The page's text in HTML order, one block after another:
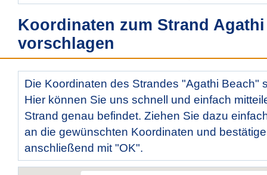
Koordinaten zum Strand
vorschlagen
Die Koordinaten des Strandes "Agathi Beach"
Hier können Sie uns schnell und einfach
Strand genau befindet. Ziehen Sie dazu
an die gewünschten Koordinaten und
anschließend mit "OK".